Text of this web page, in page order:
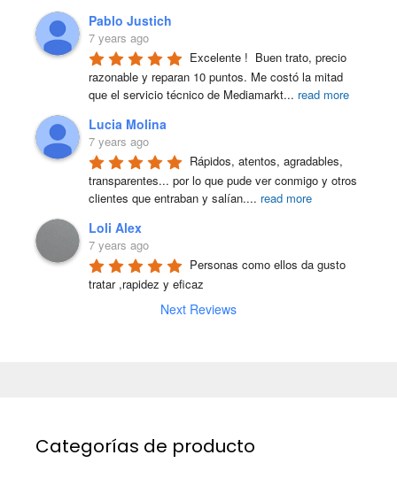
Pablo Justich
7 years ago
Excelente !  Buen trato, precio
razonable y reparan 10 puntos. Me costó la mitad
que el servicio técnico de Mediamarkt... read more
Lucia Molina
7 years ago
Rápidos, atentos, agradables,
transparentes... por lo que pude ver conmigo y otros
clientes que entraban y salían.... read more
Loli Alex
7 years ago
Personas como ellos da gusto
tratar ,rapidez y eficaz
Next Reviews
Categorías de producto